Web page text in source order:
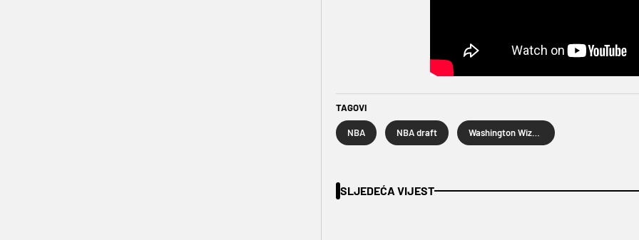
TAGOVI
NBA NBA draft Washington Wizards
SLJEDEĆA VIJEST